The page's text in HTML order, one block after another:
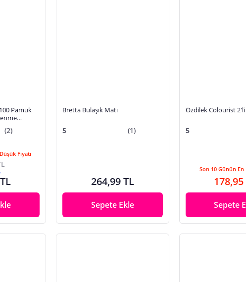
Pamuk
(2)
Fiyatı
Bretta Bulaşık Matı
5 (1)
264,99 TL
Sepete Ekle
Özdilek Colourist
5
Son 10 Günün En
178,95
Sepete